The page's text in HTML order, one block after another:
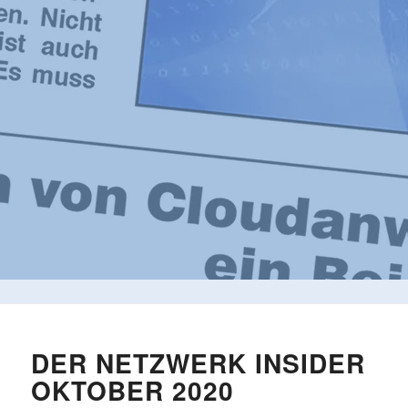
DER NETZWERK INSIDER
OKTOBER 2020